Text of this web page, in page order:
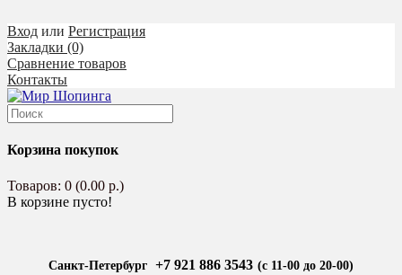
Вход или Регистрация
Закладки (0)
Сравнение товаров
Контакты
Корзина покупок
Товаров: 0 (0.00 р.)
В корзине пусто!
Санкт-Петербург +7 921 886 3543 (с 11-00 до 20-00)